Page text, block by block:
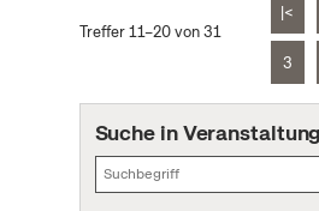
Treffer 11–20 von 31
|<
3
Suche in